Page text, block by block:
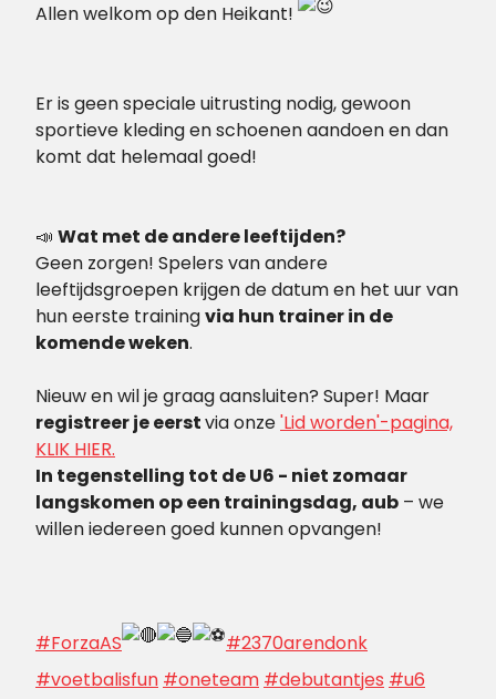
Allen welkom op den Heikant!
Er is geen speciale uitrusting nodig, gewoon
sportieve kleding en schoenen aandoen en dan
komt dat helemaal goed!
📣 Wat met de andere leeftijden?
Geen zorgen! Spelers van andere
leeftijdsgroepen krijgen de datum en het uur van
hun eerste trainingvia hun trainer in de
komende weken.
Nieuw en wil je graag aansluiten? Super! Maar
registreer je eerstvia onze'Lid worden'-pagina,
KLIK HIER.
In tegenstelling tot de U6 - niet zomaar
langskomen op een trainingsdag, aub – we
willen iedereen goed kunnen opvangen!
#ForzaAS
#2370arendonk
#voetbalisfun #oneteam #debutantjes #u6